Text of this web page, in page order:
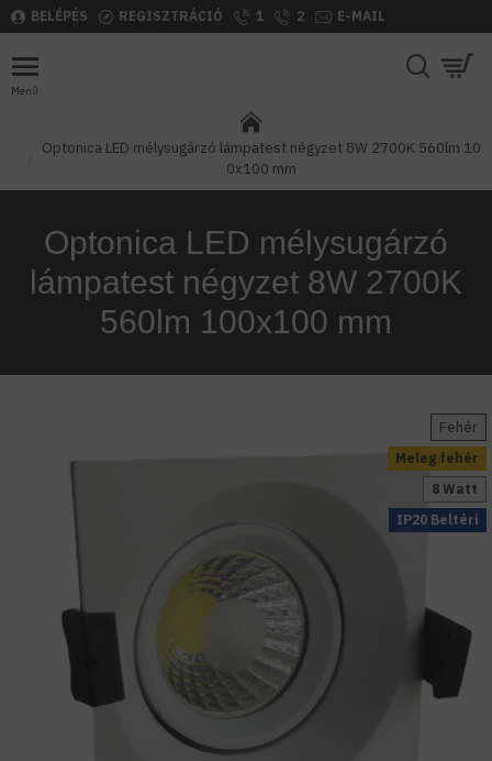
BELÉPÉS REGISZTRÁCIÓ 1 2 E-MAIL
Optonica LED mélysugárzó lámpatest négyzet 8W 2700K 560lm 10
0x100 mm
Optonica LED mélysugárzó
lámpatest négyzet 8W 2700K
560lm 100x100 mm
Meleg fehér
IP20 Beltéri
Fehér
8 Watt